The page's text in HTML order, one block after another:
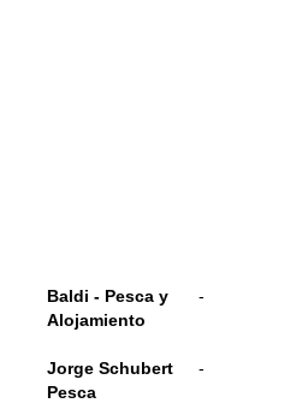
Baldi - Pesca y
Alojamiento
-
Jorge Schubert
Pesca
-